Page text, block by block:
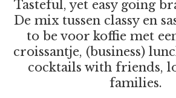
Tasteful, yet easy going
De mix tussen classy en
to be voor koffie met
croissantje, (business)
cocktails with friends,
families.